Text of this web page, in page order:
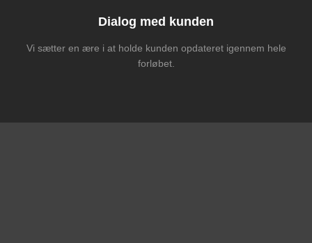
Dialog med kunden
Vi sætter en ære i at holde kunden opdateret igennem hele
forløbet.